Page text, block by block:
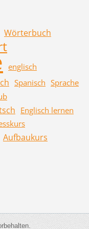
Wörterbuch
englisch
Spanisch Sprache
Englisch lernen
Aufbaukurs